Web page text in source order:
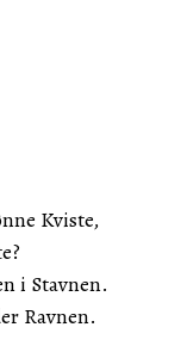
Kviste,
i Stavnen.
Ravnen.